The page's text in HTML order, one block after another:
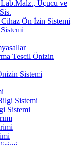
Uçucu ve
Ön İzin Sistemi
Tescil Önizin
Sistemi
Sistemi
Sistemi